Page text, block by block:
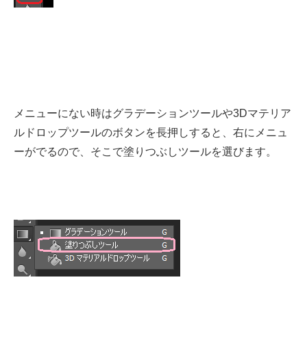
メニューにない時はグラデーションツールや3Dマテリア
ルドロップツールのボタンを長押しすると、右にメニュ
ーがでるので、そこで塗りつぶしツールを選びます。